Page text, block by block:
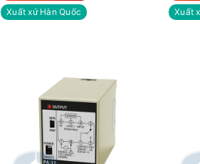
Xuất xứ Hàn Quốc
Xuất